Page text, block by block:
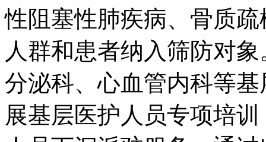
性阻塞性肺疾病、骨质
人群和患者纳入筛防对
分泌科、心血管内科等
展基层医护人员专项培